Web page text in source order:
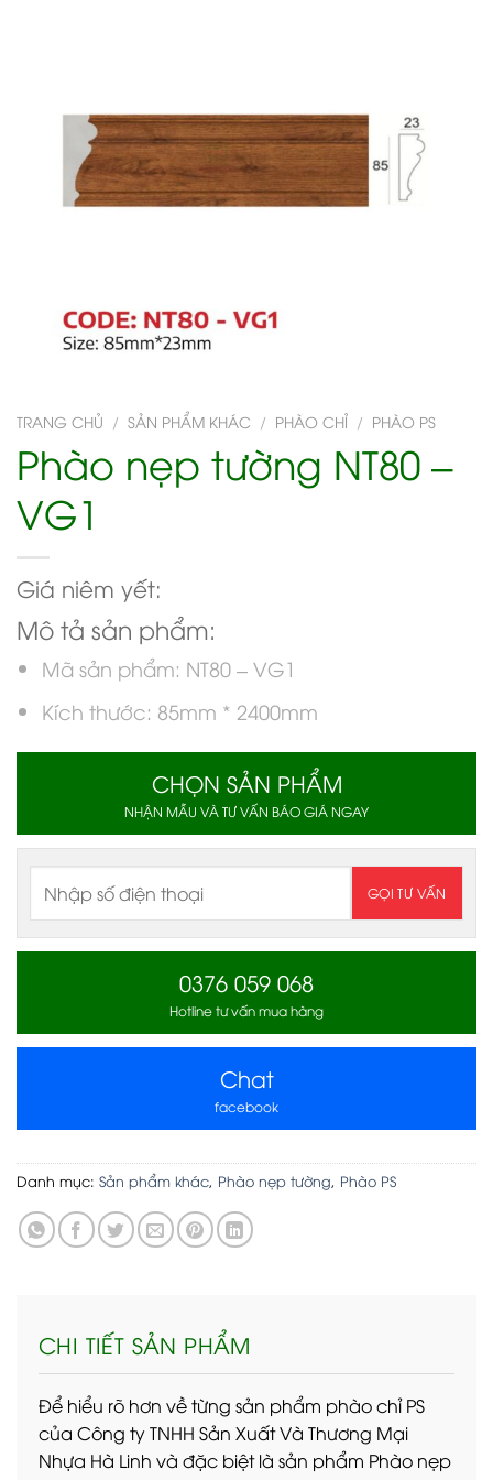
TRANG CHỦ / SẢN PHẨM KHÁC / PHÀO CHỈ / PHÀO PS
Phào nẹp tường NT80 –
VG1
Giá niêm yết:
Mô tả sản phẩm:
Mã sản phẩm: NT80 – VG1
Kích thước: 85mm * 2400mm
CHỌN SẢN PHẨM
NHẬN MẪU VÀ TƯ VẤN BÁO GIÁ NGAY
0376 059 068
Hotline tư vấn mua hàng
Chat
facebook
Danh mục: Sản phẩm khác, Phào nẹp tường, Phào PS
CHI TIẾT SẢN PHẨM
Để hiểu rõ hơn về từng sản phẩm phào chỉ PS
của Công ty TNHH Sản Xuất Và Thương Mại
Nhựa Hà Linh và đặc biệt là sản phẩm Phào nẹp